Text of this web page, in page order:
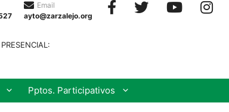
Email
ayto@zarzalejo.org
Pptos. Participativos